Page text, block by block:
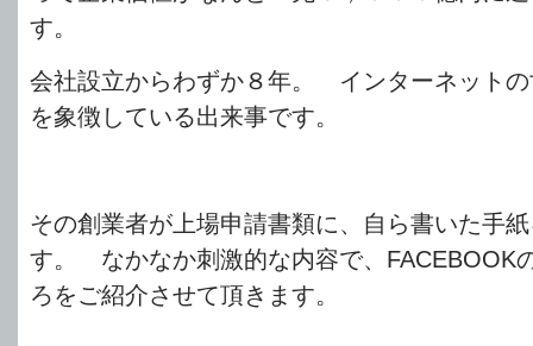
す。
会社設立からわずか８年。 インターネット
を象徴している出来事です。
その創業者が上場申請書類に、自ら書いた手
す。 なかなか刺激的な内容で、FACEBOOK
ろをご紹介させて頂きます。